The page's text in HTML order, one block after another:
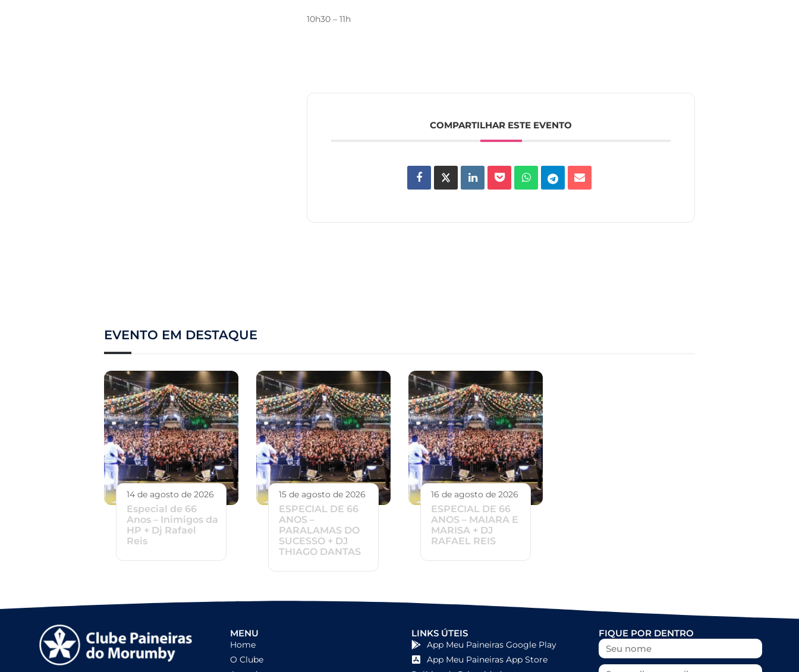
10h30 – 11h
COMPARTILHAR ESTE EVENTO
EVENTO EM DESTAQUE
14 de agosto de 2026
Especial de 66
Anos – Inimigos da
HP + Dj Rafael
Reis
15 de agosto de 2026
ESPECIAL DE 66
ANOS –
PARALAMAS DO
SUCESSO + DJ
THIAGO DANTAS
16 de agosto de 2026
ESPECIAL DE 66
ANOS – MAIARA E
MARISA + DJ
RAFAEL REIS
MENU
Home
O Clube
LINKS ÚTEIS
App Meu Paineiras Google Play
App Meu Paineiras App Store
FIQUE POR DENTRO